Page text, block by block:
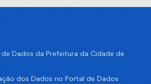
Dados da Prefeitura da Cidade de
dos Dados no Portal de Dados